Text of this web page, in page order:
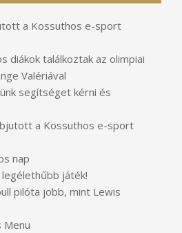
a Kossuthos e-sport
diákok találkoztak az olimpiai
Valériával
segítséget kérni és
a Kossuthos e-sport
nap
legélethűbb játék!
pilóta jobb, mint Lewis
Menu